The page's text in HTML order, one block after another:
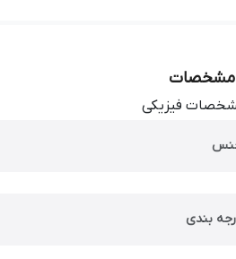
مشخصات
فیزیکی
بندی